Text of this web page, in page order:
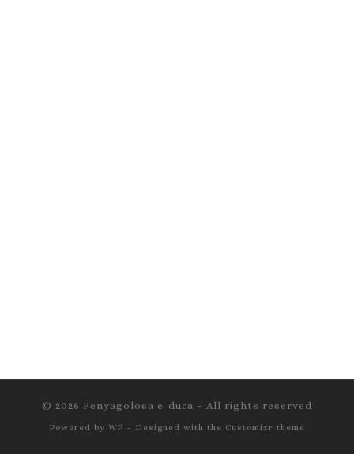
© 2026 Penyagolosa e-duca – All rights reserved
Powered by WP – Designed with the Customizr theme